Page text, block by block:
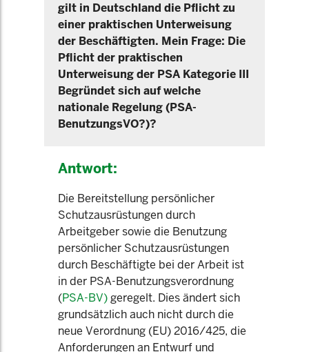
gilt in Deutschland die Pflicht zu
einer praktischen Unterweisung
der Beschäftigten. Mein Frage: Die
Pflicht der praktischen
Unterweisung der PSA Kategorie III
Begründet sich auf welche
nationale Regelung (PSA-
BenutzungsVO?)?
Antwort:
Die Bereitstellung persönlicher
Schutzausrüstungen durch
Arbeitgeber sowie die Benutzung
persönlicher Schutzausrüstungen
durch Beschäftigte bei der Arbeit ist
in der PSA-Benutzungsverordnung
(PSA-BV)geregelt. Dies ändert sich
grundsätzlich auch nicht durch die
neue Verordnung (EU) 2016/425, die
Anforderungen an Entwurf und